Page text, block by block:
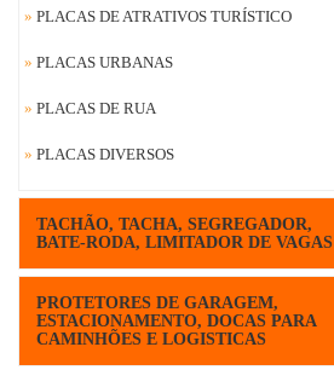
» PLACAS DE ATRATIVOS TURÍSTICO
» PLACAS URBANAS
» PLACAS DE RUA
» PLACAS DIVERSOS
TACHÃO, TACHA, SEGREGADOR,
BATE-RODA, LIMITADOR DE VAGAS
PROTETORES DE GARAGEM,
ESTACIONAMENTO, DOCAS PARA
CAMINHÕES E LOGISTICAS